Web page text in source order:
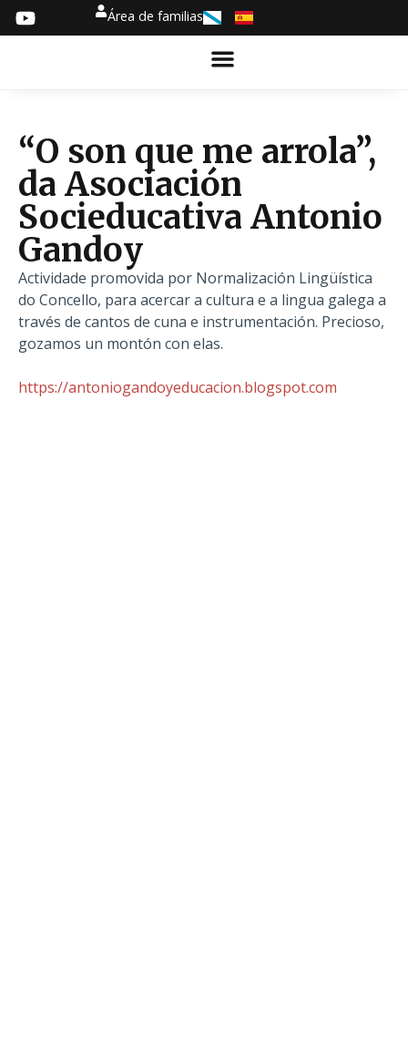
Área de familias
“O son que me arrola”,
da Asociación
Socieducativa Antonio
Gandoy
Actividade promovida por Normalización Lingüística
do Concello, para acercar a cultura e a lingua galega a
través de cantos de cuna e instrumentación. Precioso,
gozamos un montón con elas.
https://antoniogandoyeducacion.blogspot.com